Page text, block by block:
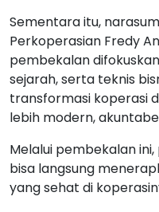
Sementara itu,
Perkoperasian Fredy
pembekalan
sejarah, serta teknis
transformasi koperasi
lebih modern,
Melalui pembekalan
bisa langsung
yang sehat di